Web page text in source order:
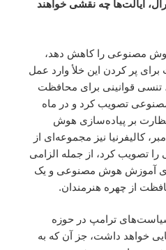
ایالت‌ها چه نقشی خواهند
مصنوعی را کاهش دهد،
پر کردن این خلأ وارد عمل
تنسی قوانینی برای محافظت
تصویب کرد و در ماه
بر پیاده‌سازی هوش
کالیفرنیا نیز مجموعه‌ای از
تصویب کرد، از جمله الزامی
آموزش هوش مصنوعی و یک
از چهره هنرمندان.
ترامپ در حوزه
خواهد داشت، جز آن که به